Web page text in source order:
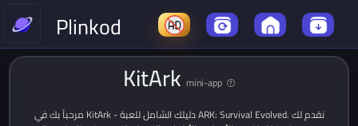
Plinkod
KitArk mini-app
مرحباً بك في KitArk - دليلك الشامل للعبة ARK: Survival Evolved. نقدم لك